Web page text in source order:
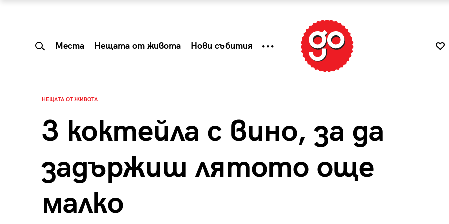
Места Нещата от живота Нови събития
НЕЩАТА ОТ ЖИВОТА
3 коктейла с вино, за да
задържиш лятото още
малкоSummer Prelude: как